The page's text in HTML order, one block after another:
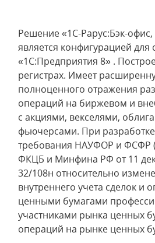
Решение «1С-Рарус:Бэк-
является конфигурацией для
«1С:Предприятия 8» .
регистрах. Имеет
полноценного отражения
операций на биржевом и
с акциями, векселями,
фьючерсами. При
требования НАУФОР и ФСФР
ФКЦБ и Минфина РФ от 11
32/108н относительно
внутреннего учета сделок и
ценными бумагами
участниками рынка ценных
операций на рынке ценных